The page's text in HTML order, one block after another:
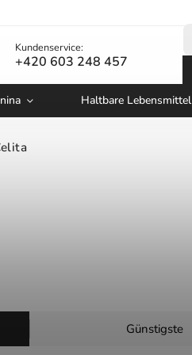
Kundenservice:
+420 603 248 457
Haltbare Lebensmittel
Günstigste